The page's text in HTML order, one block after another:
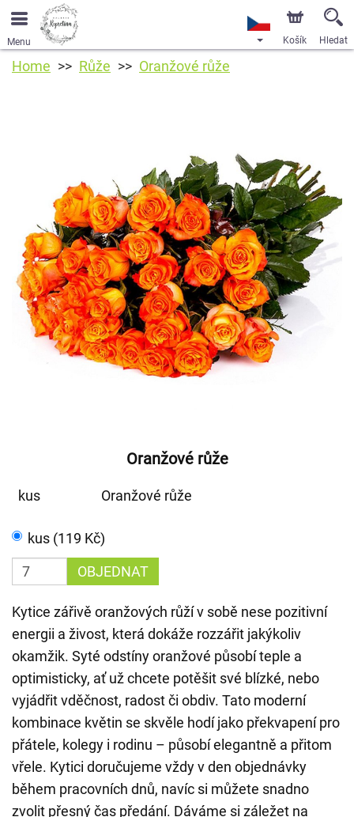
Menu Košík Hledat
Home Růže Oranžové růže
Oranžové růže
kus Oranžové růže
kus (119 Kč)
OBJEDNAT
Kytice zářivě oranžových růží v sobě nese pozitivní
energii a živost, která dokáže rozzářit jakýkoliv
okamžik. Syté odstíny oranžové působí teple a
optimisticky, ať už chcete potěšit své blízké, nebo
vyjádřit vděčnost, radost či obdiv. Tato moderní
kombinace květin se skvěle hodí jako překvapení pro
přátele, kolegy i rodinu – působí elegantně a přitom
vřele. Kytici doručujeme vždy v den objednávky
během pracovních dnů, navíc si můžete snadno
zvolit přesný čas předání. Dáváme si záležet na